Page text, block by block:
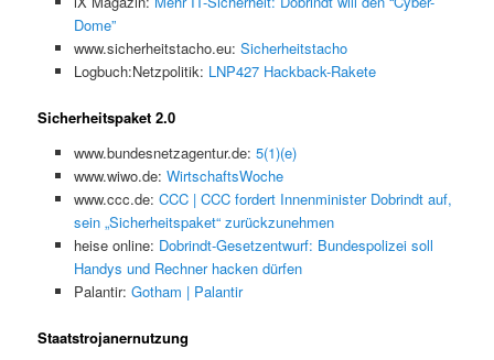
Dome”
www.sicherheitstacho.eu: Sicherheitstacho
Logbuch:Netzpolitik: LNP427 Hackback-Rakete
Sicherheitspaket 2.0
www.bundesnetzagentur.de: 5(1)(e)
www.wiwo.de: WirtschaftsWoche
www.ccc.de: CCC | CCC fordert Innenminister Dobrindt auf,
sein „Sicherheitspaket“ zurückzunehmen
heise online: Dobrindt-Gesetzentwurf: Bundespolizei soll
Handys und Rechner hacken dürfen
Palantir: Gotham | Palantir
Staatstrojanernutzung